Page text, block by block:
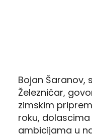
Bojan Šaranov,
Železničar,
zimskim
roku,
ambicijama u